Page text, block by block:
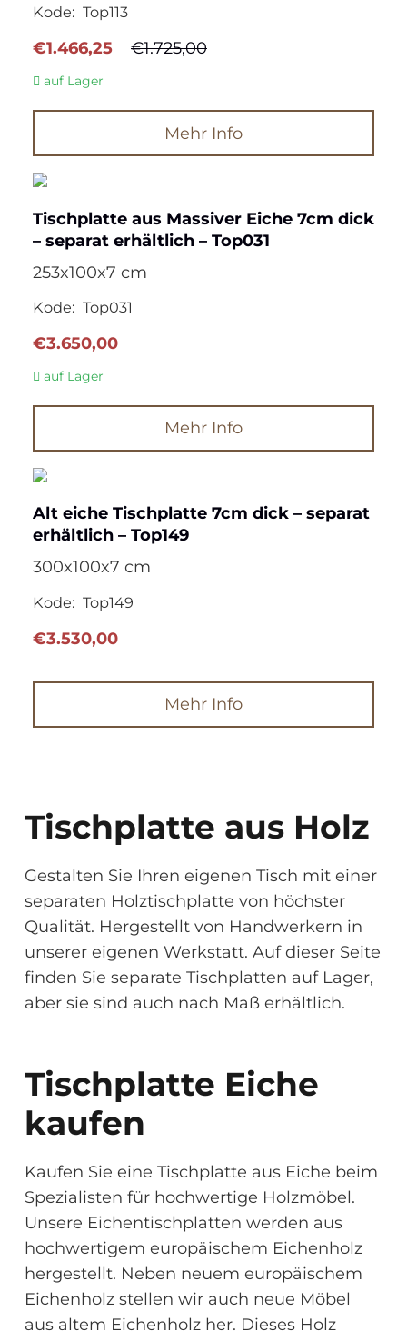
Kode: Top113
€1.725,00Ursprünglicher
€1.725,00
€1.466,25
Aktueller
€1.466,25.
auf Lager
Mehr Info
Tischplatte aus Massiver Eiche 7cm dick
– separat erhältlich – Top031
253x100x7 cm
Kode: Top031
€3.650,00
auf Lager
Mehr Info
Alt eiche Tischplatte 7cm dick – separat
erhältlich – Top149
300x100x7 cm
Kode: Top149
€3.530,00
Mehr Info
Tischplatte aus Holz
Gestalten Sie Ihren eigenen Tisch mit einer
separaten Holztischplatte von höchster
Qualität. Hergestellt von Handwerkern in
unserer eigenen Werkstatt. Auf dieser Seite
finden Sie separate Tischplatten auf Lager,
aber sie sind auch nach Maß erhältlich.
Tischplatte Eiche
kaufen
Kaufen Sie eine Tischplatte aus Eiche beim
Spezialisten für hochwertige Holzmöbel.
Unsere Eichentischplatten werden aus
hochwertigem europäischem Eichenholz
hergestellt. Neben neuem europäischem
Eichenholz stellen wir auch neue Möbel
aus altem Eichenholz her. Dieses Holz